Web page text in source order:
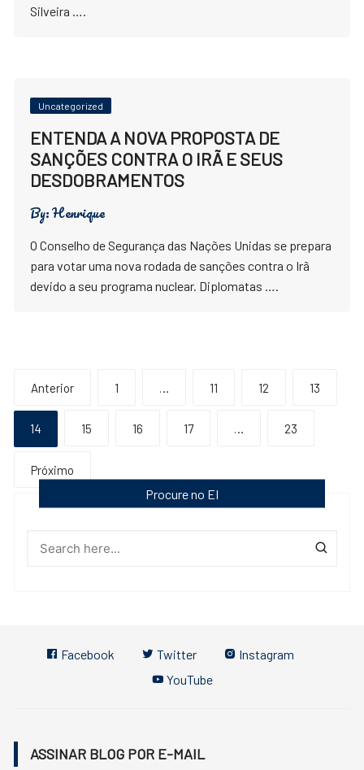
Silveira ….
Uncategorized
ENTENDA A NOVA PROPOSTA DE
SANÇÕES CONTRA O IRÃ E SEUS
DESDOBRAMENTOS
By:Henrique
O Conselho de Segurança das Nações Unidas se prepara
para votar uma nova rodada de sanções contra o Irã
devido a seu programa nuclear. Diplomatas ….
Paginação
de
posts
Anterior 1 … 11 12 13
14 15 16 17 … 23
Próximo
Procure no EI
Facebook Twitter
Instagram
YouTube
ASSINAR BLOG POR E-MAIL